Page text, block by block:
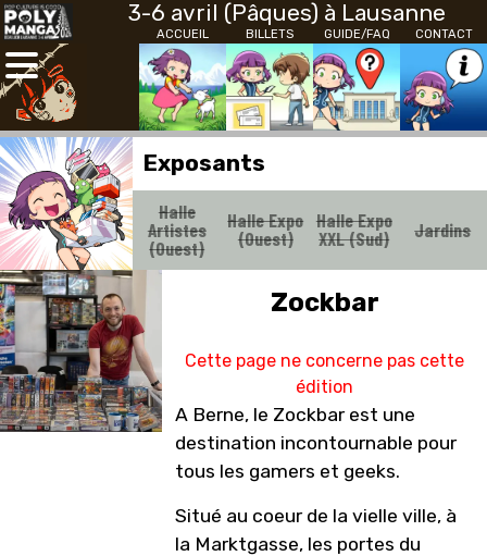
3-6 avril (Pâques) à Lausanne
ACCUEIL BILLETS GUIDE/FAQ CONTACT
Exposants
Halle
Artistes
(Ouest)
Halle Expo
(Ouest)
Halle Expo
XXL (Sud) Jardins
Zockbar
Cette page ne concerne pas cette
édition
A Berne, le Zockbar est une
destination incontournable pour
tous les gamers et geeks.
Situé au coeur de la vielle ville, à
la Marktgasse, les portes du